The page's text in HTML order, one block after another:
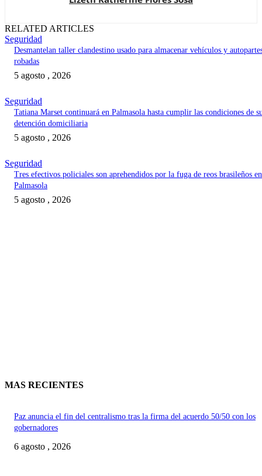
RELATED ARTICLES
Seguridad
Desmantelan taller clandestino usado para almacenar vehículos y
robadas
5 agosto , 2026
Seguridad
Tatiana Marset continuará en Palmasola hasta cumplir las condiciones de
detención domiciliaria
5 agosto , 2026
Seguridad
Tres efectivos policiales son aprehendidos por la fuga de reos brasileños en
Palmasola
5 agosto , 2026
MAS RECIENTES
Paz anuncia el fin del centralismo tras la firma del acuerdo 50/50 con los
gobernadores
6 agosto , 2026